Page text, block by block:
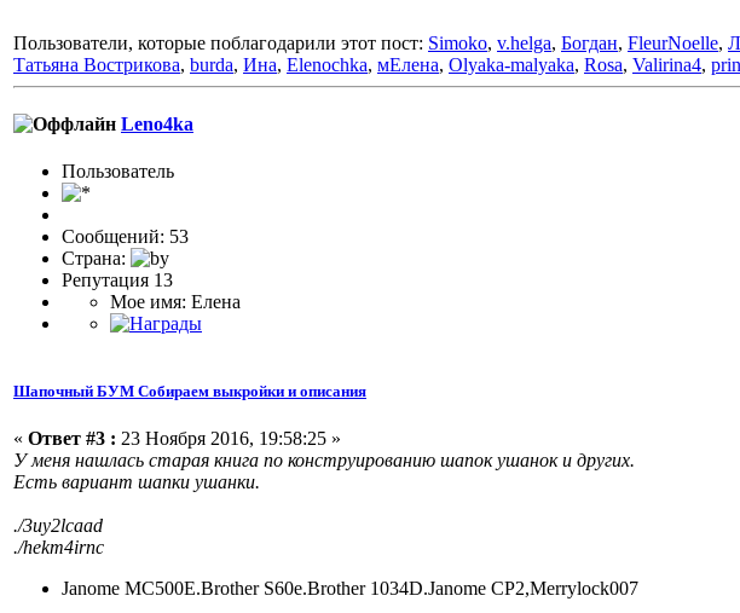
Пользователи, которые поблагодарили этот пост: Simoko, v.helga, Богдан, FleurNoelle,
Татьяна Вострикова, burda, Ина, Elenochka, мЕлена, Olyaka-malyaka, Rosa, Valirina4,
Leno4ka
Пользовaтeль
Сообщений: 53
Страна:
Репутация 13
Мое имя: Елена
Шапочный БУМ Собираем выкройки и описания
« Ответ #3 : 23 Ноября 2016, 19:58:25 »
У меня нашлась старая книга по конструированию шапок ушанок и других.
Есть вариант шапки ушанки.
./3uy2lcaad
./hekm4irnc
Janome MC500E.Brother S60e.Brother 1034D.Janome CP2,Merrylock007